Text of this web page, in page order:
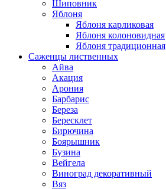
Шиповник
Яблоня
Яблоня карликовая
Яблоня колоновидная
Яблоня традиционная
Саженцы лиственных
Айва
Акация
Арония
Барбарис
Береза
Бересклет
Бирючина
Боярышник
Бузина
Вейгела
Виноград декоративный
Вяз